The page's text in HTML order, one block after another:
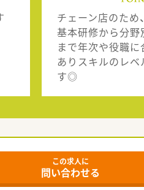
チェーン店のため
基本研修から分
まで年次や役職
ありスキルのレ
す◎
この求人に
問い合わせる